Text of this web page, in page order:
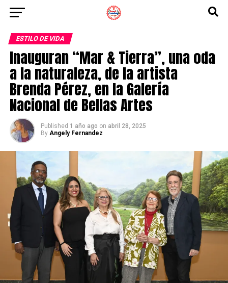
ESTILO DE VIDA
Inauguran “Mar & Tierra”, una oda
a la naturaleza, de la artista
Brenda Pérez, en la Galería
Nacional de Bellas Artes
Published 1 año ago on abril 28, 2025
By Angely Fernandez